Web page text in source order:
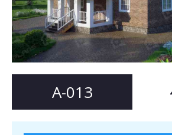
А-013
Согласен на обработку
ОТПРАВИТЬ
Согласен на обработку
This site is protected by reCAPTCHA and the Google
apply.